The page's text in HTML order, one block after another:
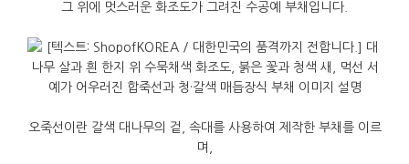
그 위에 멋스러운 화조도가 그려진 수공예 부채입니다
오죽선이란 갈색 대나무의 겉 속대를 사용하여 제작한 부채를 이르
며